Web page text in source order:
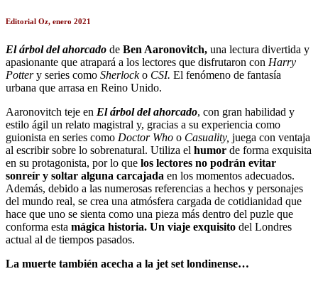
Editorial Oz, enero 2021
El árbol del ahorcado de Ben Aaronovitch, una lectura divertida y
apasionante que atrapará a los lectores que disfrutaron con Harry
Pottery series como Sherlocko CSI. El fenómeno de fantasía
urbana que arrasa en Reino Unido.
Aaronovitch teje en El árbol del ahorcado, con gran habilidad y
estilo ágil un relato magistral y, gracias a su experiencia como
guionista en series como Doctor Who o Casuality, juega con ventaja
al escribir sobre lo sobrenatural. Utiliza el humor de forma exquisita
en su protagonista, por lo que los lectores no podrán evitar
sonreír y soltar alguna carcajada en los momentos adecuados.
Además, debido a las numerosas referencias a hechos y personajes
del mundo real, se crea una atmósfera cargada de cotidianidad que
hace que uno se sienta como una pieza más dentro del puzle que
conforma esta mágica historia. Un viaje exquisito del Londres
actual al de tiempos pasados.
La muerte también acecha a la jet set londinense…